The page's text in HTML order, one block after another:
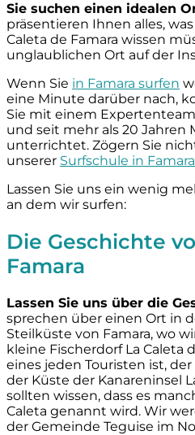
Sie suchen einen idealen
präsentieren Ihnen alles,
Caleta de Famara wissen
unglaublichen Ort auf der
Wenn Sie in Famara surfen
eine Minute darüber nach,
Sie mit einem
und seit mehr als 20 Jahren
unterrichtet. Zögern Sie
unserer Surfschule in Famara
Lassen Sie uns ein wenig
an dem wir surfen:
Die Geschichte
Famara
Lassen Sie uns über die
sprechen über einen Ort in
Steilküste von Famara, wo
kleine Fischerdorf La Caleta
eines jeden Touristen ist,
der Küste der Kanareninsel
sollten wissen, dass es
Caleta genannt wird. Wir
der Gemeinde Teguise im